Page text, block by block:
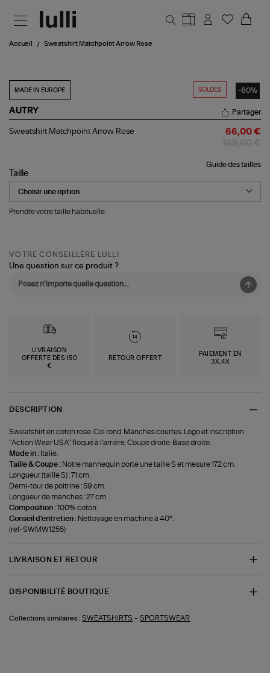
Accueil Sweatshirt Matchpoint Arrow Rose
SOLDES -60%
MADE IN EUROPE
AUTRY
Sweatshirt
Partager
Sweatshirt Matchpoint Arrow Rose 66,00 €
Guide des tailles
Taille
Prendre votre taille habituelle.
VOTRE CONSEILLÈRE LULLI
Une question sur ce produit ?
LIVRAISON
OFFERTE DÈS 150
€
RETOUR OFFERT
PAIEMENT EN
3X,4X
DESCRIPTION
Sweatshirt en coton rose. Col rond. Manches courtes. Logo et inscription
"Action Wear USA" floqué à l'arrière. Coupe droite. Base droite.
Made in : Italie.
Taille & Coupe : Notre mannequin porte une taille S et mesure 172 cm.
Longueur (taille S) : 71 cm.
Demi-tour de poitrine : 59 cm.
Longueur de manches : 27 cm.
Composition :100% coton.
Conseil d'entretien : Nettoyage en machine à 40°.
(ref-SWMW1255)
LIVRAISON ET RETOUR
DISPONIBILITÉ BOUTIQUE
Collections similaires : SWEATSHIRTS -SPORTSWEAR